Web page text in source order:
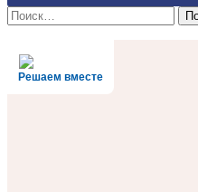
Найти:
Решаем вместе